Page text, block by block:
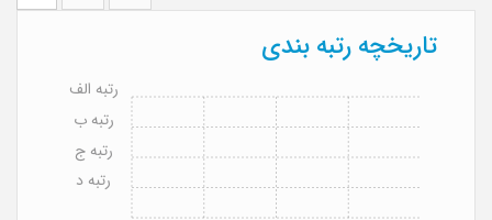
تاریخچه رتبه بندی
رتبه د
رتبه ج
رتبه ب
رتبه الف